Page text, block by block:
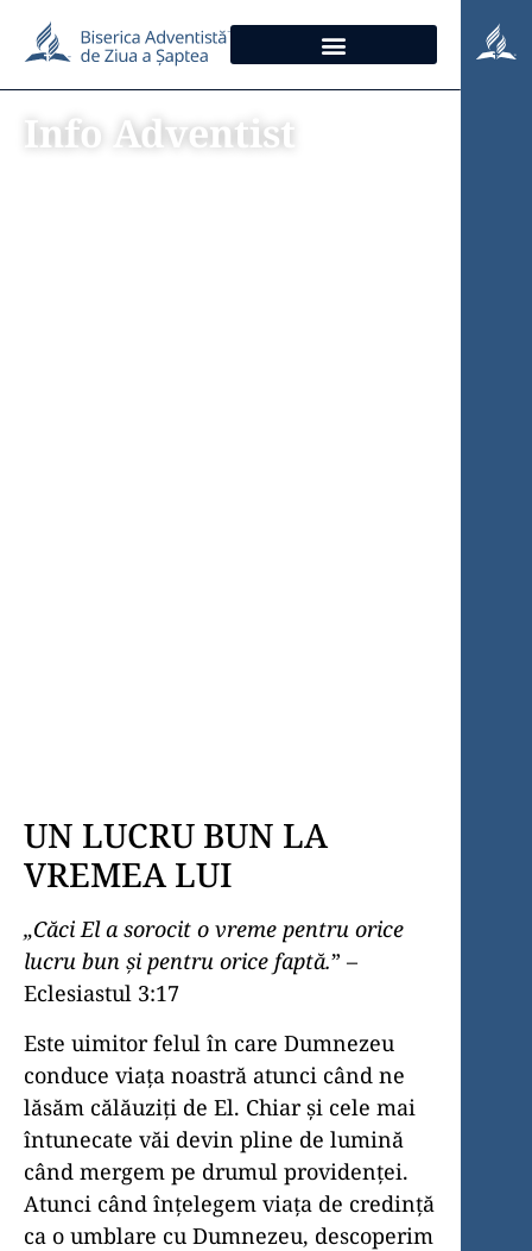
Info Adventist
UN LUCRU BUN LA
VREMEA LUI
„Căci El a sorocit o vreme pentru orice
lucru bun şi pentru orice faptă.” –
Eclesiastul 3:17
Este uimitor felul în care Dumnezeu
conduce viața noastră atunci când ne
lăsăm călăuziți de El. Chiar și cele mai
întunecate văi devin pline de lumină
când mergem pe drumul providenței.
Atunci când înțelegem viața de credință
ca o umblare cu Dumnezeu, descoperim